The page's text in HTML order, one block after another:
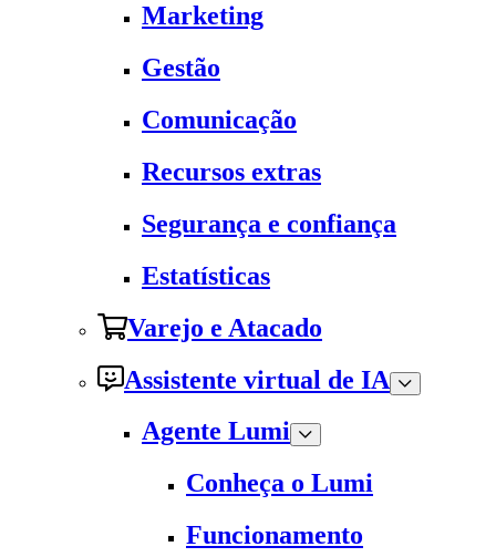
Marketing
Gestão
Comunicação
Recursos extras
Segurança e confiança
Estatísticas
Varejo e Atacado
Assistente virtual de IA
Agente Lumi
Conheça o Lumi
Funcionamento